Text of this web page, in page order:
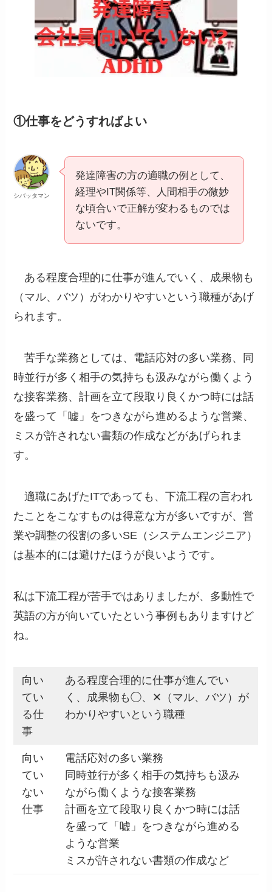
①仕事をどうすればよい
シバッタマン
発達障害の方の適職の例として、
経理やIT関係等、人間相手の微妙
な頃合いで正解が変わるものでは
ないです。
ある程度合理的に仕事が進んでいく、成果物も
（マル、バツ）がわかりやすいという職種があげ
られます。
苦手な業務としては、電話応対の多い業務、同
時並行が多く相手の気持ちも汲みながら働くよう
な接客業務、計画を立て段取り良くかつ時には話
を盛って「嘘」をつきながら進めるような営業、
ミスが許されない書類の作成などがあげられま
す。
適職にあげたITであっても、下流工程の言われ
たことをこなすものは得意な方が多いですが、営
業や調整の役割の多いSE（システムエンジニア）
は基本的には避けたほうが良いようです。
私は下流工程が苦手ではありましたが、多動性で
英語の方が向いていたという事例もありますけど
ね。
向い
てい
る仕
事
ある程度合理的に仕事が進んでい
く、成果物も◯、✕（マル、バツ）が
わかりやすいという職種
向い
てい
ない
仕事
電話応対の多い業務
同時並行が多く相手の気持ちも汲み
ながら働くような接客業務
計画を立て段取り良くかつ時には話
を盛って「嘘」をつきながら進める
ような営業
ミスが許されない書類の作成など